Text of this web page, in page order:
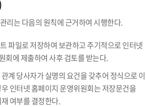
리는 다음의 원칙에 근거하여 시행한다.
파일로 저장하여 보관하고 주기적으로 인터넷
회에 제출하여 사후 검토를 받는다.
계 당사자가 실명의 요건을 갖추어 정식으로
인터넷 홈페이지 운영위원회는 저장문건을
여부를 결정한다.